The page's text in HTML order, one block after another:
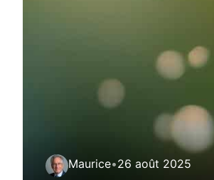
Maurice•26 août 2025